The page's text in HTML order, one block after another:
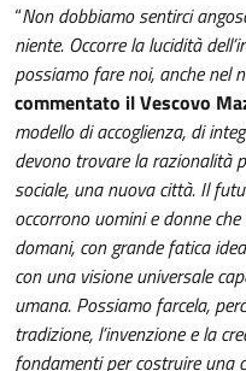
“Non dobbiamo sentirci
niente. Occorre la lucidità
possiamo fare noi, anche nel
commentato il Vescovo
modello di accoglienza, di
devono trovare la razionalità
sociale, una nuova città. Il
occorrono uomini e donne
domani, con grande fatica
con una visione universale
umana. Possiamo farcela,
tradizione, l’invenzione e la
fondamenti per costruire una